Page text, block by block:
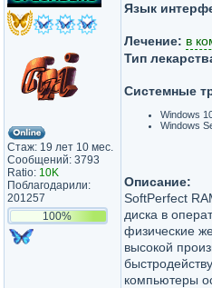
Стаж: 19 лет 10 мес.
Сообщений: 3793
Ratio: 10K
Поблагодарили:
201257
100%
Язык
Лечение: в
Тип
Системные
Windows
Windows
Описание:
SoftPerfect
диска в
физические
высокой
компьютеры